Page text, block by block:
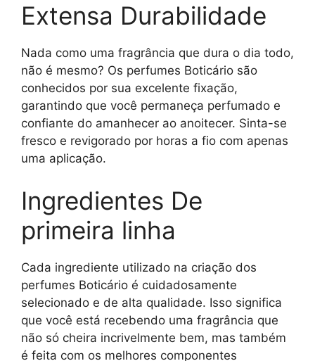
Extensa Durabilidade
Nada como uma fragrância que dura o dia todo,
não é mesmo? Os perfumes Boticário são
conhecidos por sua excelente fixação,
garantindo que você permaneça perfumado e
confiante do amanhecer ao anoitecer. Sinta-se
fresco e revigorado por horas a fio com apenas
uma aplicação.
Ingredientes De
primeira linha
Cada ingrediente utilizado na criação dos
perfumes Boticário é cuidadosamente
selecionado e de alta qualidade. Isso significa
que você está recebendo uma fragrância que
não só cheira incrivelmente bem, mas também
é feita com os melhores componentes